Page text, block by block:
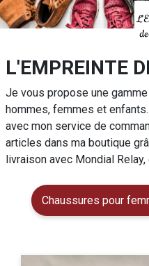
L'EMPREINTE
Je vous propose une
hommes, femmes et
avec mon service de
articles dans ma boutique
livraison avec Mondial